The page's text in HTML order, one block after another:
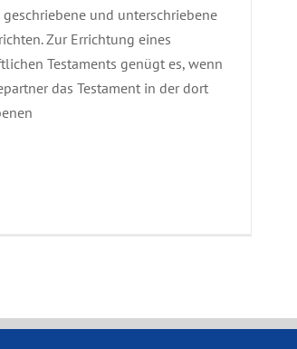
und unterschriebene
Zur Errichtung eines
Testaments genügt es, wenn
das Testament in der dort